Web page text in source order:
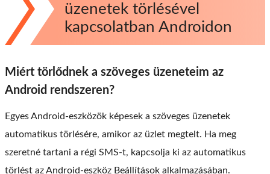
üzenetek törlésével
kapcsolatban Androidon
Miért törlődnek a szöveges üzeneteim az
Android rendszeren?
Egyes Android-eszközök képesek a szöveges üzenetek
automatikus törlésére, amikor az üzlet megtelt. Ha meg
szeretné tartani a régi SMS-t, kapcsolja ki az automatikus
törlést az Android-eszköz Beállítások alkalmazásában.